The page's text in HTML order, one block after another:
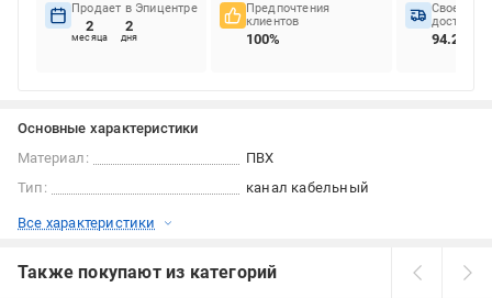
Продает в Эпицентре
2
месяца
2
дня
Предпочтения
клиентов
100%
доставок
94.23%
Основные характеристики
Материал:
ПВХ
Тип:
канал кабельный
Все характеристики
Также покупают из категорий